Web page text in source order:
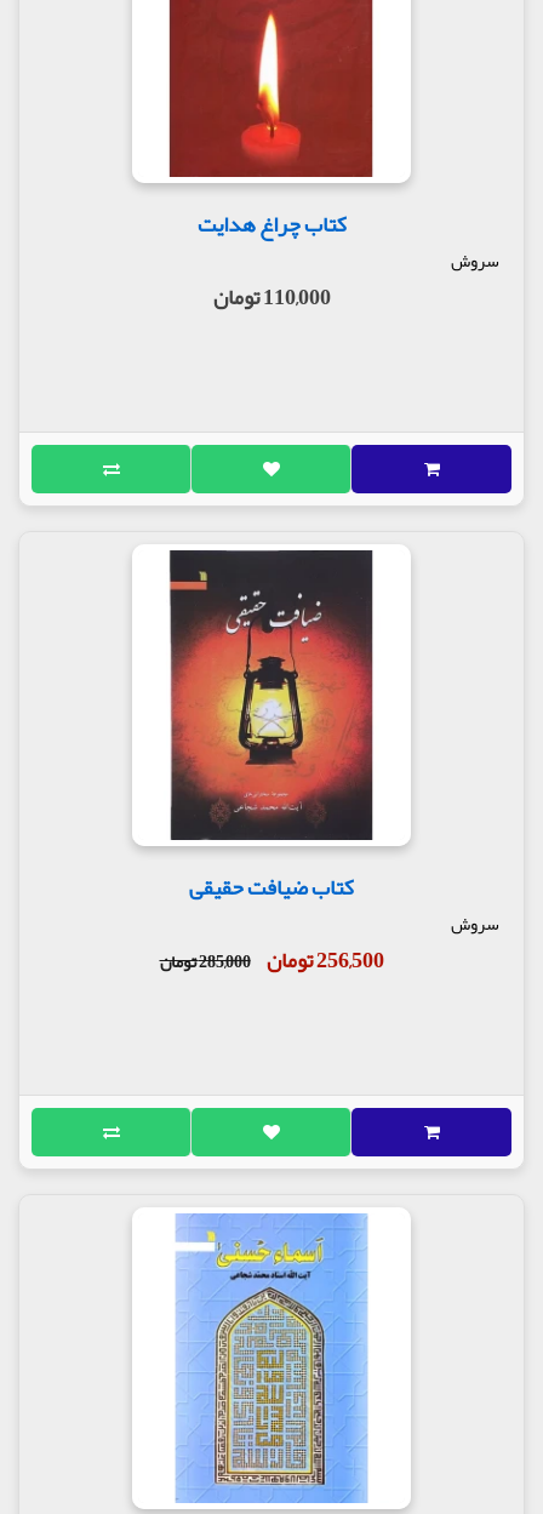
کتاب چراغ هدایت
سروش
110,000 تومان
کتاب ضیافت حقیقی
سروش
256,500 تومان 285,000 تومان